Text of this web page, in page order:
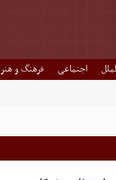
اجتماعی فرهنگ و هنر